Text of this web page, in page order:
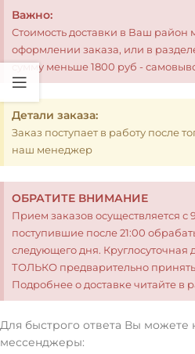
Важно:
Стоимость доставки в Ваш район
оформлении заказа, или в
сумму меньше 1800 руб -
Детали заказа:
Заказ поступает в работу после
наш менеджер
ОБРАТИТЕ ВНИМАНИЕ
Прием заказов осуществляется с
поступившие после 21:00
следующего дня. Круглосуточная
ТОЛЬКО предварительно
Подробнее о доставке читайте
Для быстрого ответа Вы можете
мессенджеры: